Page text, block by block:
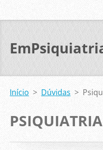
Início > Dúvidas >